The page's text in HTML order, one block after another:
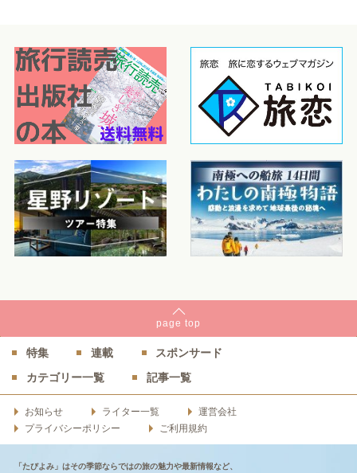
page top
特集 連載
スポンサード
カテゴリー一覧
記事一覧
お知らせ ライター一覧
運営会社
プライバシーポリシー
ご利用規約
「たびよみ」はその季節ならではの旅の魅力や最新情報など、